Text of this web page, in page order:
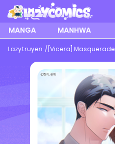
MANGA MANHWA
Lazytruyen [Vicera] Masquerade